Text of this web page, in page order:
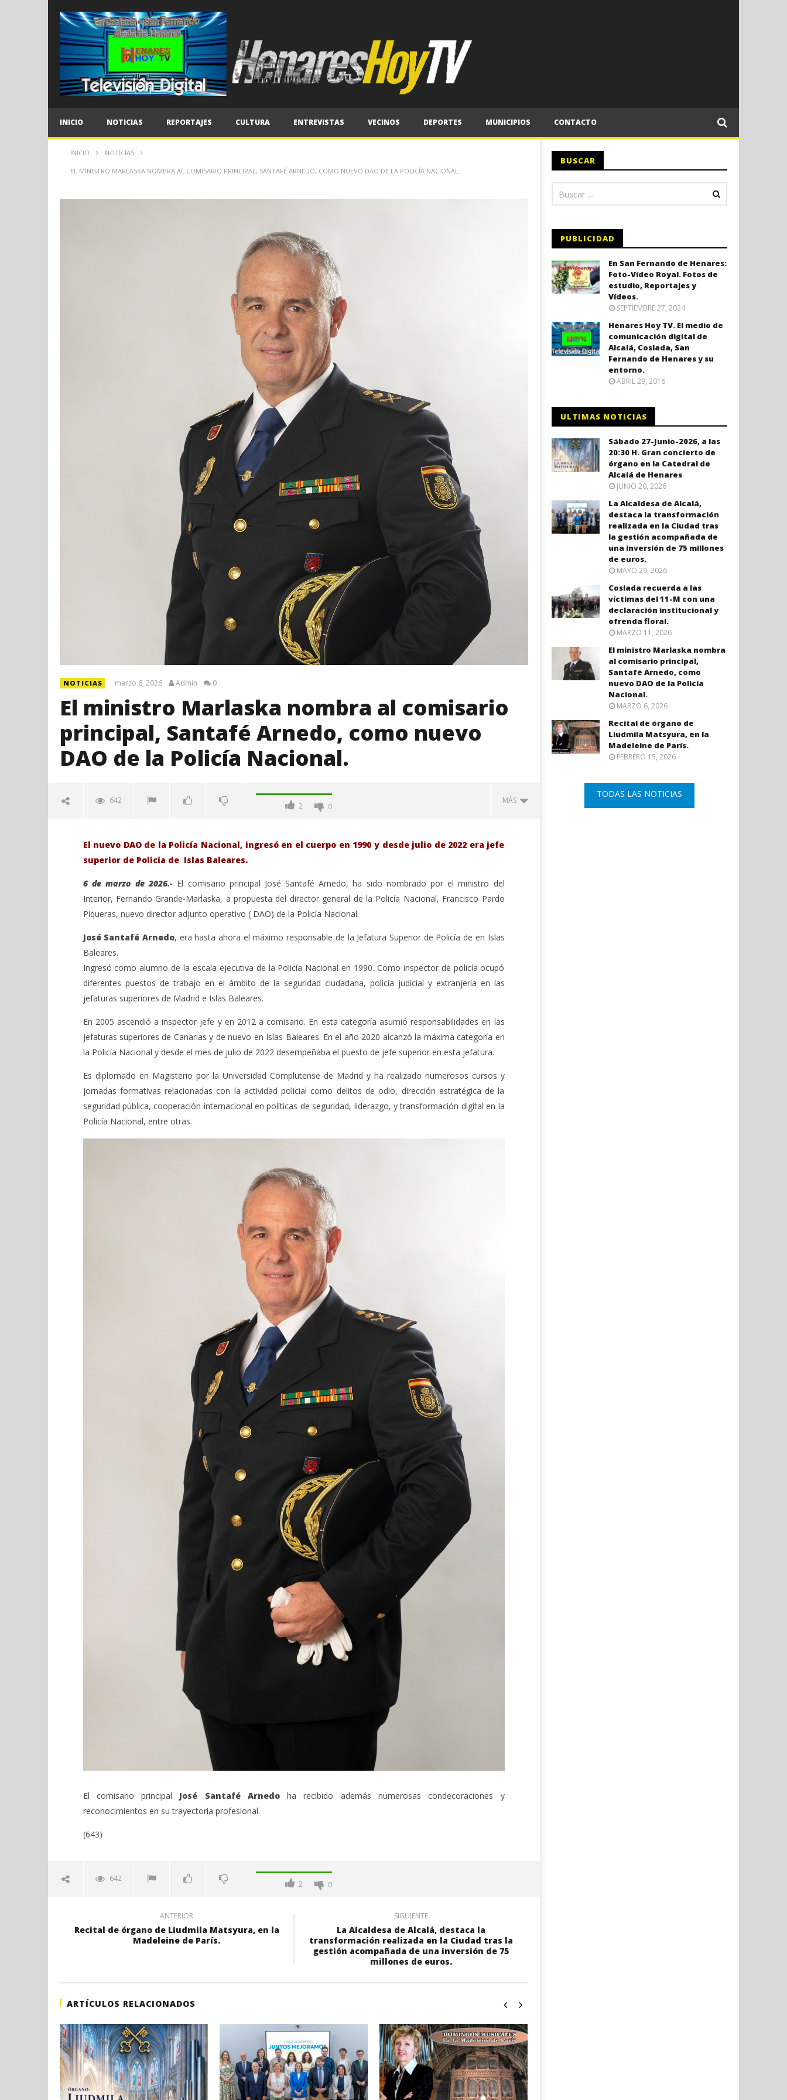
INICIO NOTICIAS REPORTAJES CULTURA ENTREVISTAS VECINOS DEPORTES MUNICIPIOS CONTACTO
INICIO NOTICIAS
EL MINISTRO MARLASKA NOMBRA AL COMISARIO PRINCIPAL, SANTAFÉ ARNEDO, COMO NUEVO DAO DE LA POLICÍA NACIONAL.
NOTICIAS marzo 6, 2026 Admin 0
El ministro Marlaska nombra al comisario
principal, Santafé Arnedo, como nuevo
DAO de la Policía Nacional.
642
2 0
MÁS
El ministro Marlaska nombra al
Arnedo, como nuevo DAO de la
Policía Nacional.
marzo
Admin
Catedral de Alcalá de Henares
marzo
6,
2026
Ciudad tras la gestión
acompañada de una inversión de
2026
Admin
El nuevo DAO de la Policía Nacional, ingresó en el cuerpo en 1990 y desde julio de 2022 era jefe
superior de Policía de Islas Baleares.
6 de marzo de 2026.- El comisario principal José Santafé Arnedo, ha sido nombrado por el ministro del
Interior, Fernando Grande-Marlaska, a propuesta del director general de la Policía Nacional, Francisco Pardo
Piqueras, nuevo director adjunto operativo ( DAO) de la Policía Nacional.
José Santafé Arnedo, era hasta ahora el máximo responsable de la Jefatura Superior de Policía de en Islas
Baleares.
Ingresó como alumno de la escala ejecutiva de la Policía Nacional en 1990. Como inspector de policía ocupó
diferentes puestos de trabajo en el ámbito de la seguridad ciudadana, policía judicial y extranjería en las
jefaturas superiores de Madrid e Islas Baleares.
En 2005 ascendió a inspector jefe y en 2012 a comisario. En esta categoría asumió responsabilidades en las
jefaturas superiores de Canarias y de nuevo en Islas Baleares. En el año 2020 alcanzó la máxima categoría en
la Policía Nacional y desde el mes de julio de 2022 desempeñaba el puesto de jefe superior en esta jefatura.
Es diplomado en Magisterio por la Universidad Complutense de Madrid y ha realizado numerosos cursos y
jornadas formativas relacionadas con la actividad policial como delitos de odio, dirección estratégica de la
seguridad pública, cooperación internacional en políticas de seguridad, liderazgo, y transformación digital en la
Policía Nacional, entre otras.
El comisario principal José Santafé Arnedoha recibido además numerosas condecoraciones y
reconocimientos en su trayectoria profesional.
(643)
642
2 0
ANTERIOR
Recital de órgano de Liudmila Matsyura, en la
Madeleine de París.
SIGUIENTE
La Alcaldesa de Alcalá, destaca la
transformación realizada en la Ciudad tras la
gestión acompañada de una inversión de 75
millones de euros.
ARTÍCULOS RELACIONADOS
BUSCAR
PUBLICIDAD
En San Fernando de Henares:
Foto-Vídeo Royal. Fotos de
estudio, Reportajes y
Vídeos.
SEPTIEMBRE 27, 2024
Henares Hoy TV. El medio de
comunicación digital de
Alcalá, Coslada, San
Fernando de Henares y su
entorno.
ABRIL 29, 2016
ULTIMAS NOTICIAS
Sábado 27-Junio-2026, a las
20:30 H. Gran concierto de
órgano en la Catedral de
Alcalá de Henares
JUNIO 20, 2026
La Alcaldesa de Alcalá,
destaca la transformación
realizada en la Ciudad tras
la gestión acompañada de
una inversión de 75 millones
de euros.
MAYO 29, 2026
Coslada recuerda a las
víctimas del 11-M con una
declaración institucional y
ofrenda floral.
MARZO 11, 2026
El ministro Marlaska nombra
al comisario principal,
Santafé Arnedo, como
nuevo DAO de la Policía
Nacional.
MARZO 6, 2026
Recital de órgano de
Liudmila Matsyura, en la
Madeleine de París.
FEBRERO 15, 2026
TODAS LAS NOTICIAS